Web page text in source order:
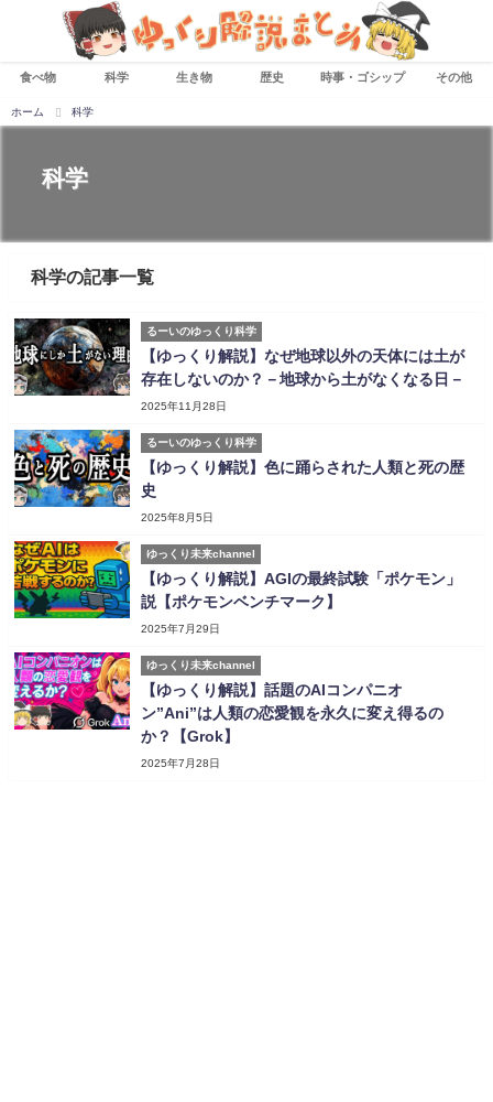
食べ物 科学 生き物 歴史 時事・ゴシップ その他
ホーム 科学
科学
科学の記事一覧
るーいのゆっくり科学
【ゆっくり解説】なぜ地球以外の天体には土が
存在しないのか？－地球から土がなくなる日－
2025年11月28日
るーいのゆっくり科学
【ゆっくり解説】色に踊らされた人類と死の歴
史
2025年8月5日
ゆっくり未来channel
【ゆっくり解説】AGIの最終試験「ポケモン」
説【ポケモンベンチマーク】
2025年7月29日
ゆっくり未来channel
【ゆっくり解説】話題のAIコンパニオ
ン”Ani”は人類の恋愛観を永久に変え得るの
か？【Grok】
2025年7月28日